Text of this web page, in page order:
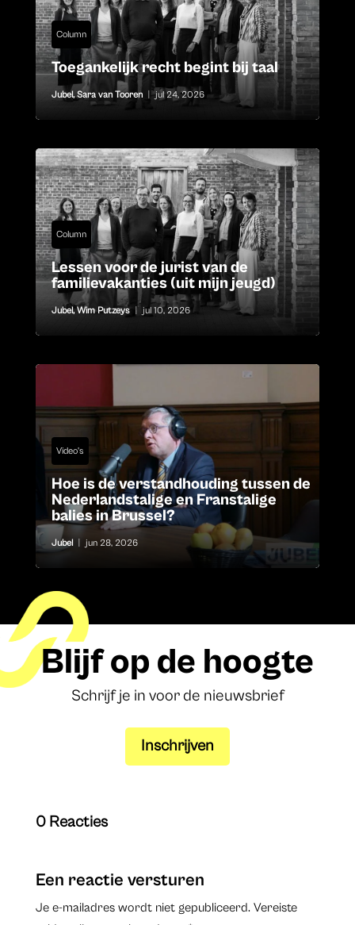
Column
Toegankelijk recht begint bij taal
Jubel, Sara van Tooren | jul 24, 2026
Column
Lessen voor de jurist van de
familievakanties (uit mijn jeugd)
Jubel,Wim Putzeys jul 10, 2026
Video's
Hoe is de verstandhouding tussen de
Nederlandstalige en Franstalige
balies in Brussel?
Jubel jun 28, 2026
Blijf op de hoogte
Schrijf je in voor de nieuwsbrief
Inschrijven
0 Reacties
Een reactie versturen
Je e-mailadres wordt niet gepubliceerd. Vereiste